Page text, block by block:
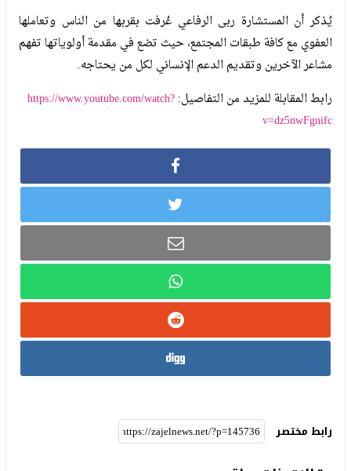
يُذكر أن المستشارة ربى الرفاعي عُرفت بقربها من الناس وتعاملها
العفوي مع كافة طبقات المجتمع، حيث تضع في مقدمة أولوياتها تفهم
مشاعر الآخرين وتقديم الدعم الإنساني لكل من يحتاجه.
رابط المقابلة للمزيد من التفاصيل:https://www.youtube.com/watch?
v=dz5nwFgnifc
رابط مختصر